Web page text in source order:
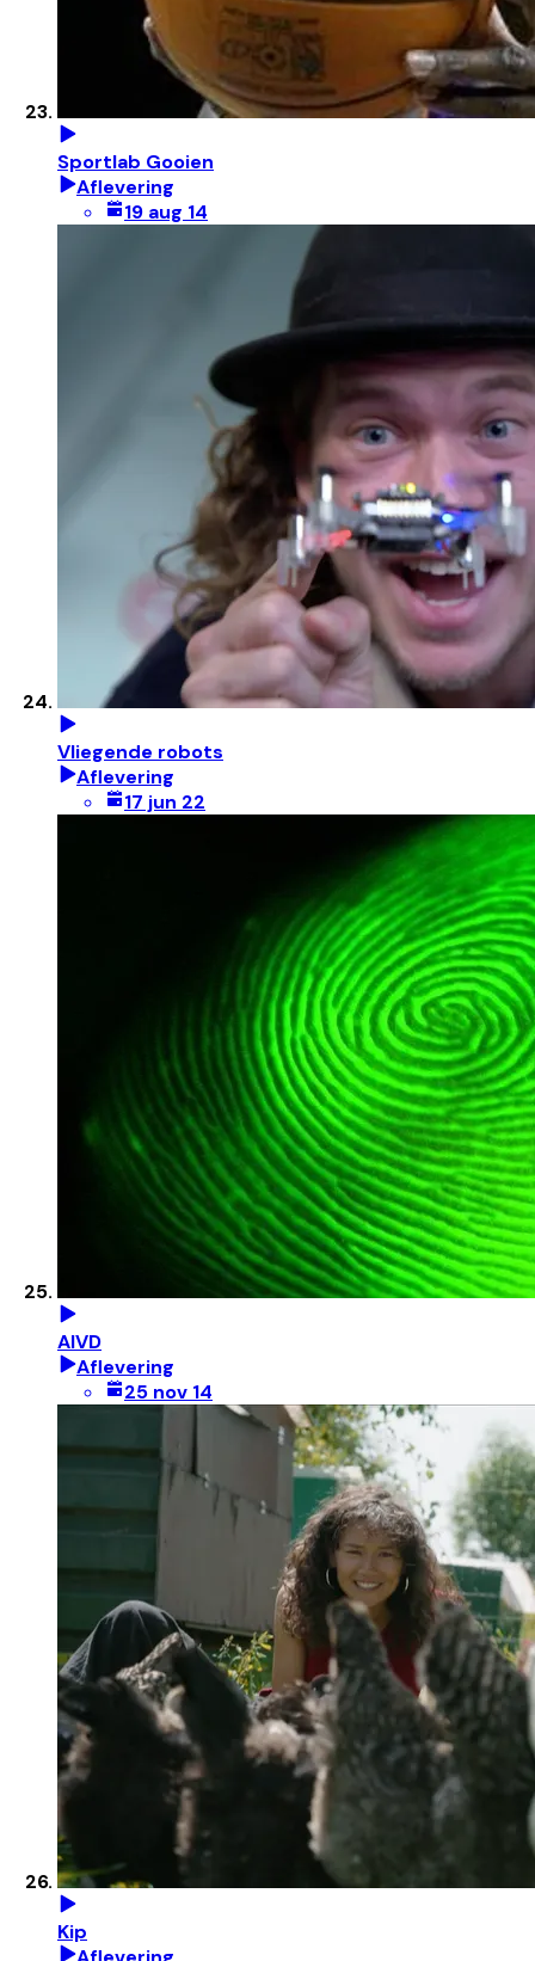
Sportlab Gooien
Aflevering
19 aug 14
Vliegende robots
Aflevering
17 jun 22
AIVD
Aflevering
25 nov 14
Kip